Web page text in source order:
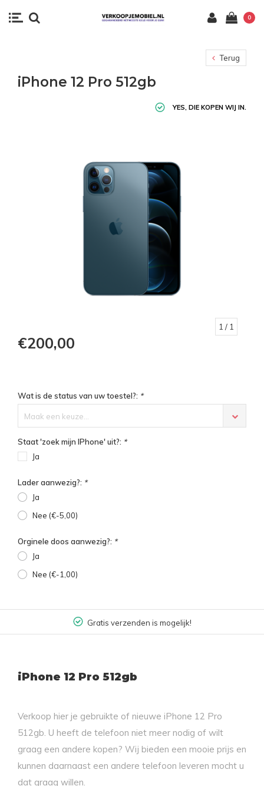
0
Terug
iPhone 12 Pro 512gb
YES, DIE KOPEN WIJ IN.
1 / 1
€200,00
Wat is de status van uw toestel?: *
Maak een keuze...
Staat 'zoek mijn IPhone' uit?: *
Ja
Lader aanwezig?: *
Ja
Nee (€-5,00)
Orginele doos aanwezig?: *
Ja
Nee (€-1,00)
Gratis verzenden is mogelijk!
iPhone 12 Pro 512gb
Verkoop hier je gebruikte of nieuwe iPhone 12 Pro
512gb. U heeft de telefoon niet meer nodig of wilt
graag een andere kopen? Wij bieden een mooie prijs en
kunnen daarnaast een andere telefoon leveren mocht u
dat graag willen.